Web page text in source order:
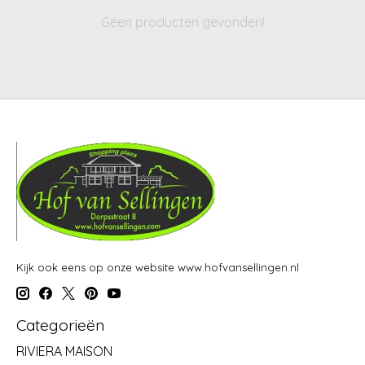
Geen producten gevonden!
Kijk ook eens op onze website www.hofvansellingen.nl
Categorieën
RIVIERA MAISON